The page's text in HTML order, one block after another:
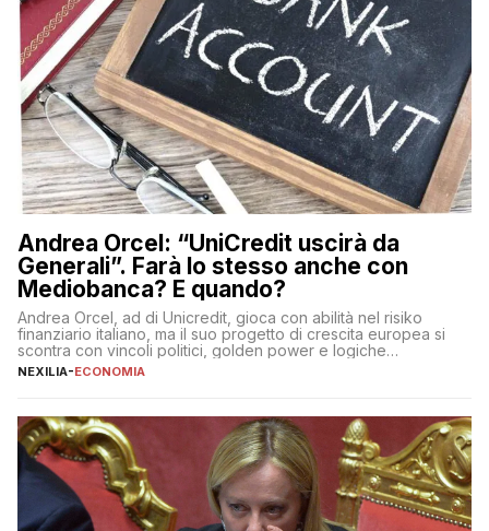
Andrea Orcel: “UniCredit uscirà da
Generali”. Farà lo stesso anche con
Mediobanca? E quando?
Andrea Orcel, ad di Unicredit, gioca con abilità nel risiko
finanziario italiano, ma il suo progetto di crescita europea si
scontra con vincoli politici, golden power e logiche
protezionistiche. Orcel e la mossa su Generali Andrea Orcel,
NEXILIA-ECONOMIA